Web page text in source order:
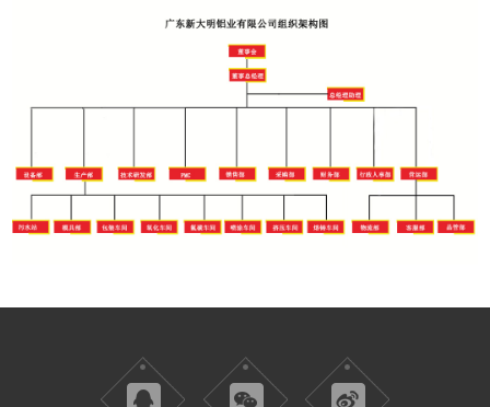
服务与交流
联系我们
ENGLISH